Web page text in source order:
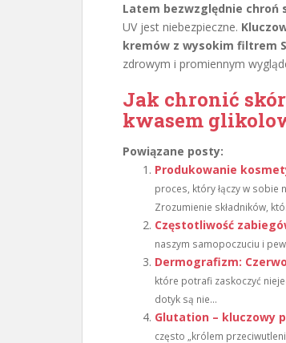
Latem bezwzględnie chroń
UV jest niebezpieczne.
kremów z wysokim filtrem
zdrowym i promiennym
Jak chronić
kwasem
Powiązane posty:
Produkowanie
proces, który łączy w sobie
Zrozumienie składników,
Częstotliwość
naszym samopoczuciu i
Dermografizm:
które potrafi zaskoczyć
dotyk są nie...
Glutation – kluczowy
często „królem